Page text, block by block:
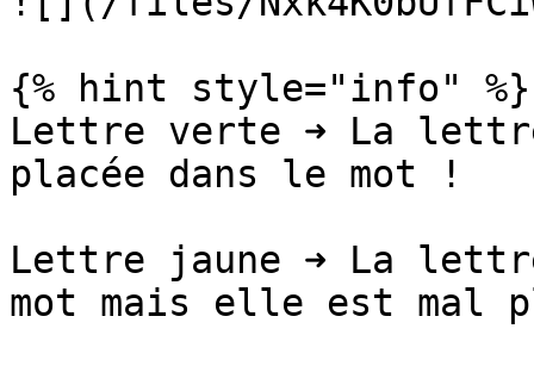
{% hint style="info" %}
Lettre verte ➜ La
placée dans le mot !
Lettre jaune ➜ La
mot mais elle est mal